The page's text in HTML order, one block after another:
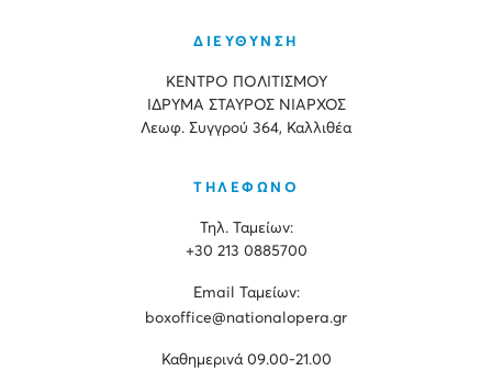
ΔΙΕΥΘΥΝΣΗ
ΚΕΝΤΡΟ ΠΟΛΙΤΙΣΜΟΥ
ΙΔΡΥΜΑ ΣΤΑΥΡΟΣ ΝΙΑΡΧΟΣ
Λεωφ. Συγγρού 364, Καλλιθέα
ΤΗΛΕΦΩΝΟ
Τηλ. Ταμείων:
+30 213 0885700
Εmail Ταμείων:
boxoffice@nationalopera.gr
Καθημερινά 09.00-21.00